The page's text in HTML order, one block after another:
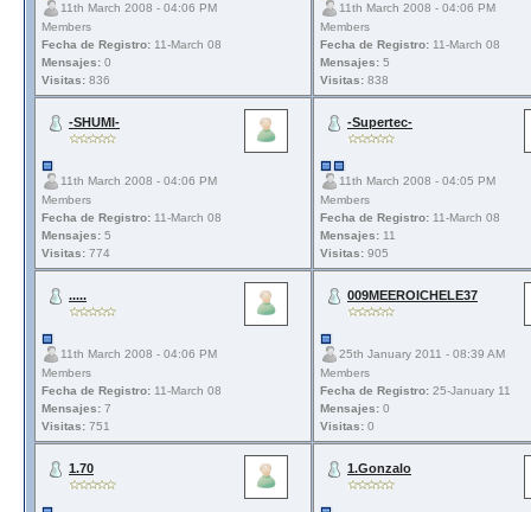
11th March 2008 - 04:06 PM
Members
Fecha de Registro: 11-March 08
Mensajes: 0
Visitas: 836
11th March 2008 - 04:06 PM
Members
Fecha de Registro: 11-March 08
Mensajes: 5
Visitas: 838
-SHUMI-
11th March 2008 - 04:06 PM
Members
Fecha de Registro: 11-March 08
Mensajes: 5
Visitas: 774
-Supertec-
11th March 2008 - 04:05 PM
Members
Fecha de Registro: 11-March 08
Mensajes: 11
Visitas: 905
.....
11th March 2008 - 04:06 PM
Members
Fecha de Registro: 11-March 08
Mensajes: 7
Visitas: 751
009MEEROICHELE37
25th January 2011 - 08:39 AM
Members
Fecha de Registro: 25-January 11
Mensajes: 0
Visitas: 0
1.70 1.Gonzalo